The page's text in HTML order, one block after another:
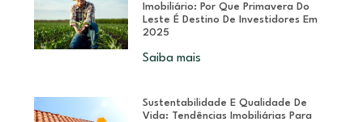
Imobiliário: Por Que Primavera Do
Leste É Destino De Investidores Em
2025
Saiba mais
Sustentabilidade E Qualidade De
Vida: Tendências Imobiliárias Para